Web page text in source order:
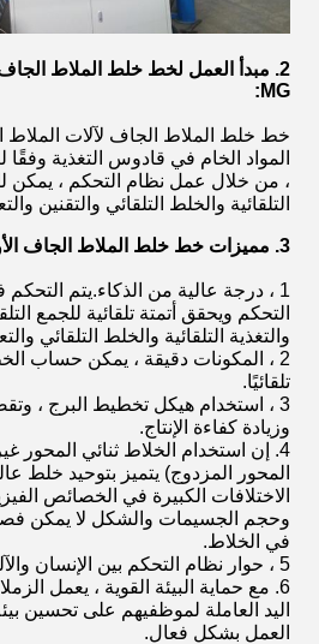
2. مبدأ العمل لخط خلط الملاط
MG:
خط خلط الملاط الجاف لآلات الملاط
المواد الخام في قادوس التغذية وفقًا
، من خلال عمل نظام التحكم ، يمكن
التلقائية والخلط التلقائي والتقنين
3. مميزات خط خلط الملاط الجاف الأوتوماتيكي MG:
1 ، درجة عالية من الذكاء.يتم
التحكم ويحقق أتمتة تلقائية للجمع
والتغذية التلقائية والخلط التلقائي
2 ، المكونات دقيقة ، يمكن حساب
تلقائيًا.
3 ، استخدام هيكل تخطيط البرج ،
وزيادة كفاءة الإنتاج.
4. إن استخدام الخلاط ثنائي المحور
المحور المزدوج) يتميز بتوحيد خلط
الاختلافات الكبيرة في الخصائص
وحجم الجسيمات والشكل لا يمكن
في الخلاط.
5 ، حوار نظام التحكم بين الإنسان والآلة بسيط وسهل التشغيل.
6. مع حماية البيئة القوية ، يعمل
اليد العاملة لموظفيهم على تحسين
العمل بشكل فعال.